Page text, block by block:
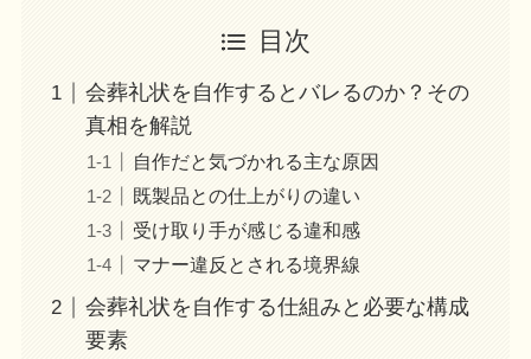
目次
会葬礼状を自作するとバレるのか？その
真相を解説
自作だと気づかれる主な原因
既製品との仕上がりの違い
受け取り手が感じる違和感
マナー違反とされる境界線
会葬礼状を自作する仕組みと必要な構成
要素